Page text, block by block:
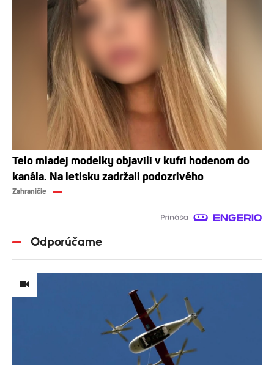
Telo mladej modelky objavili v kufri hodenom do
kanála. Na letisku zadržali podozrivého
Zahraničie
Odporúčame